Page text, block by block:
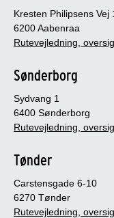
Kresten Philipsens Vej
6200 Aabenraa
Rutevejledning,
Sønderborg
Sydvang 1
6400 Sønderborg
Rutevejledning,
Tønder
Carstensgade 6-10
6270 Tønder
Rutevejledning,